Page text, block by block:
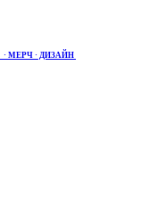
· МЕРЧ · ДИЗАЙН